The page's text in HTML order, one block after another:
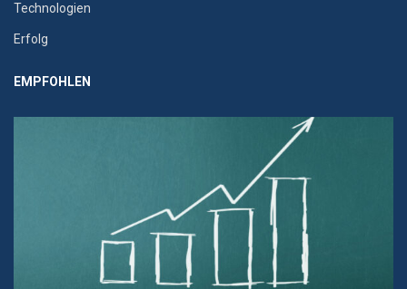
Technologien
Erfolg
EMPFOHLEN